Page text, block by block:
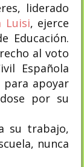
liderado
Luisi, ejerce
Educación.
al voto
Española
para apoyar
por su
su trabajo,
nunca